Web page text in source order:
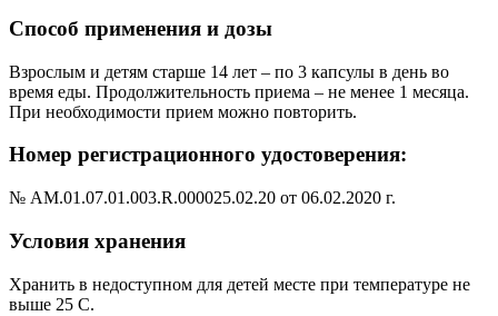
Способ применения и дозы
Взрослым и детям старше 14 лет – по 3 капсулы в день во
время еды. Продолжительность приема – не менее 1 месяца.
При необходимости прием можно повторить.
Номер регистрационного удостоверения:
№ АМ.01.07.01.003.R.000025.02.20 от 06.02.2020 г.
Условия хранения
Хранить в недоступном для детей месте при температуре не
выше 25 С.